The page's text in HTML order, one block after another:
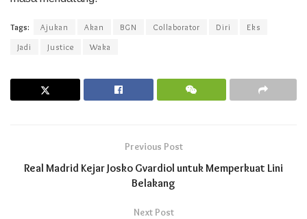
Tags: Ajukan Akan BGN Collaborator Diri
Eks
Jadi
Justice Waka
Previous Post
Real Madrid Kejar Josko Gvardiol untuk Memperkuat Lini
Belakang
Next Post